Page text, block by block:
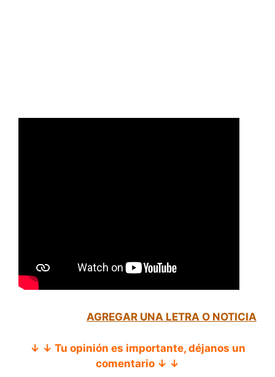
AGREGAR UNA LETRA O NOTICIA
↓ ↓ Tu opinión es importante, déjanos un
comentario ↓ ↓